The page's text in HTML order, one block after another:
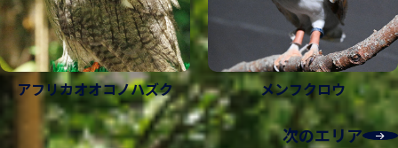
猫のようにその時その時で表情が大きく変わり
ます。また食いしん坊の子が多く、ご飯の時間
では声でちょうだいアピールをしてきます。
まばたきに注目！まぶたにもふさふさの毛がつ
いていて閉じるたびとっても可愛いんです！！
作業してるとじーっとこちらを見つめてくる甘
えん坊な１面も！あなたのことも見ているか
も？
特徴
オオフクロウとカラフトフクロウを掛け合わせたハイ
ブリットフクロウのため、特定の学名などは無い。体
色はオオフクロウの茶色が強く、顔はカラフトフクロ
ウによく似ている。
特徴
赤茶色と灰色の2タイプの体色を持つ。日本に生息して
いるフクロウによく似ているが、別種のフクロウ。体
色は、自然界の木と色合いが似ているため、カモフ
ラージュの役目を果たしている。
鳥類・その他
分類フクロウ目フクロウ科
分布メキシコ南部からアルゼンチン、ブラジル
鳥類・その他
分類フクロウ目フクロウ科
分布南アメリカ、中央アメリカ
アフリカオオコノハズク メンフクロウ
次のエリア